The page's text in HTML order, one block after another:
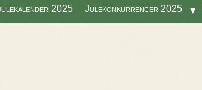
2025 Julekonkurrencer 2025